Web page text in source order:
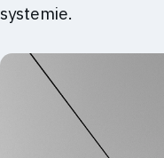
systemie.